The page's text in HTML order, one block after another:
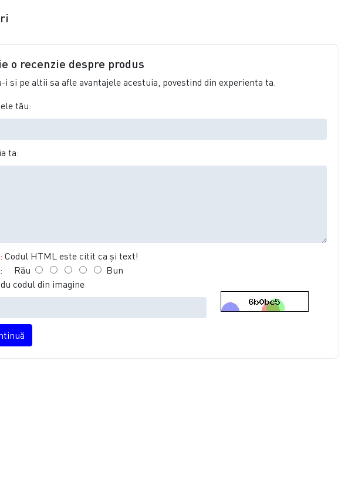
o recenzie despre produs
i si pe altii sa afle avantajele acestuia, povestind din experienta ta.
tău:
ta:
Codul HTML este citit ca şi text!
Rău
Bun
codul din imagine